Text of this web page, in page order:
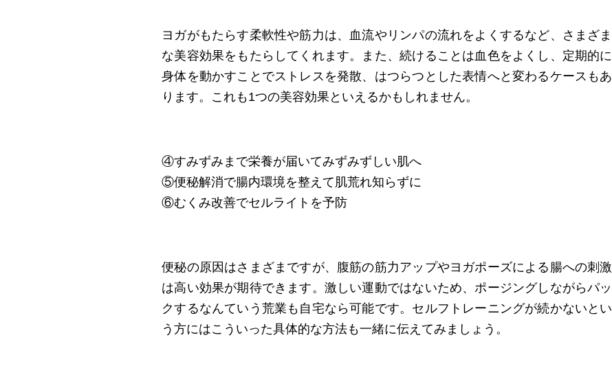
ヨガがもたらす柔軟性や筋力は、血流やリンパの流れをよくするなど、さまざま
な美容効果をもたらしてくれます。また、続けることは血色をよくし、定期的に
身体を動かすことでストレスを発散、はつらつとした表情へと変わるケースもあ
ります。これも1つの美容効果といえるかもしれません。
④すみずみまで栄養が届いてみずみずしい肌へ
⑤便秘解消で腸内環境を整えて肌荒れ知らずに
⑥むくみ改善でセルライトを予防
便秘の原因はさまざまですが、腹筋の筋力アップやヨガポーズによる腸への刺激
は高い効果が期待できます。激しい運動ではないため、ポージングしながらパッ
クするなんていう荒業も自宅なら可能です。セルフトレーニングが続かないとい
う方にはこういった具体的な方法も一緒に伝えてみましょう。